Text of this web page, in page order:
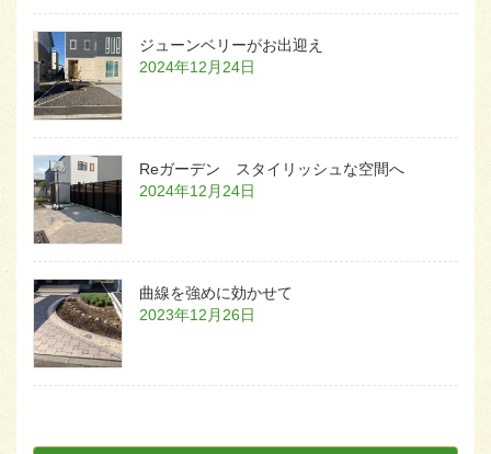
ジューンベリーがお出迎え
2024年12月24日
Reガーデン スタイリッシュな空間へ
2024年12月24日
曲線を強めに効かせて
2023年12月26日